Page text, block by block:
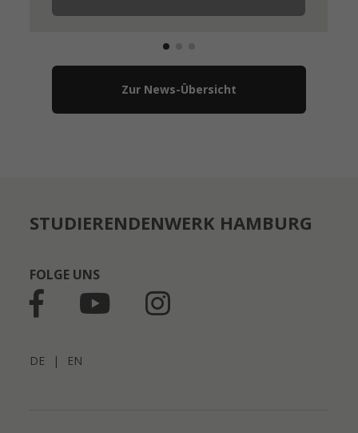
Zur News-Übersicht
STUDIERENDENWERK HAMBURG
FOLGE UNS
DE | EN